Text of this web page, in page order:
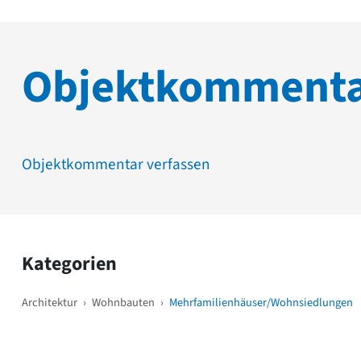
Objektkommentar verfassen
Kategorien
Architektur › Wohnbauten › Mehrfamilienhäuser/Wohnsiedlungen